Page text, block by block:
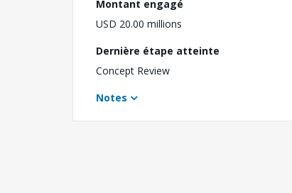
Montant engagé
USD 20.00 millions
Dernière étape atteinte
Concept Review
Notes